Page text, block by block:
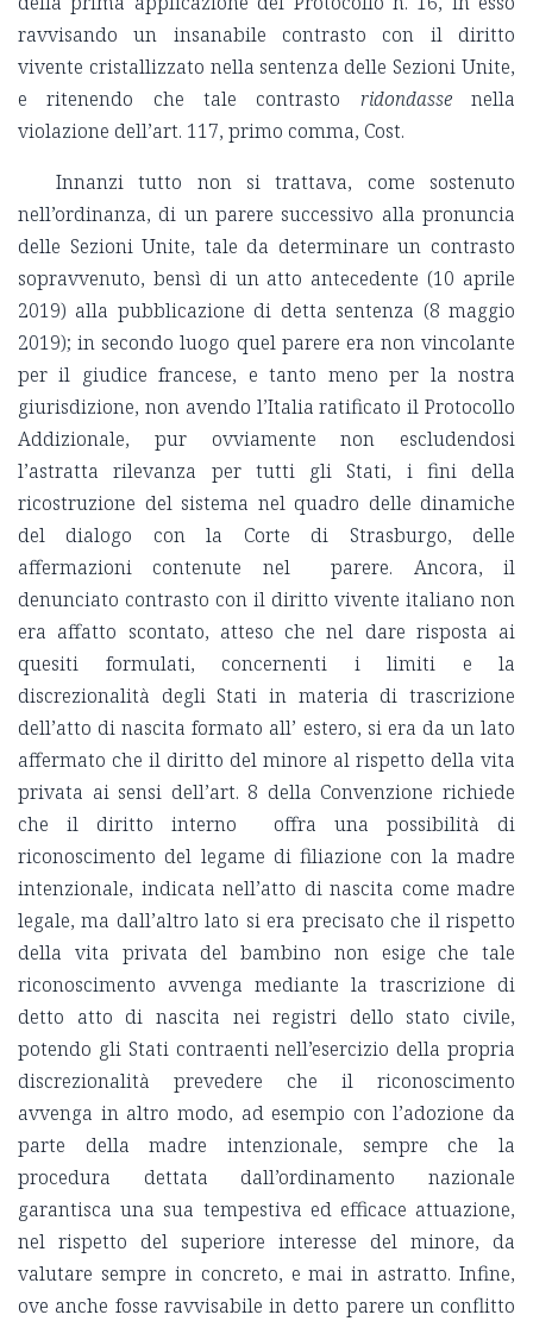
ravvisando un insanabile contrasto con il diritto
vivente cristallizzato nella sentenza delle Sezioni Unite,
e ritenendo che tale contrasto ridondassenella
violazione dell’art. 117, primo comma, Cost.
Innanzi tutto non si trattava, come sostenuto
nell’ordinanza, di un parere successivo alla pronuncia
delle Sezioni Unite, tale da determinare un contrasto
sopravvenuto, bensì di un atto antecedente (10 aprile
2019) alla pubblicazione di detta sentenza (8 maggio
2019); in secondo luogo quel parere era non vincolante
per il giudice francese, e tanto meno per la nostra
giurisdizione, non avendo l’Italia ratificato il Protocollo
Addizionale, pur ovviamente non escludendosi
l’astratta rilevanza per tutti gli Stati, i fini della
ricostruzione del sistema nel quadro delle dinamiche
del dialogo con la Corte di Strasburgo, delle
affermazioni contenute nel parere. Ancora, il
denunciato contrasto con il diritto vivente italiano non
era affatto scontato, atteso che nel dare risposta ai
quesiti formulati, concernenti i limiti e la
discrezionalità degli Stati in materia di trascrizione
dell’atto di nascita formato all’ estero, si era da un lato
affermato che il diritto del minore al rispetto della vita
privata ai sensi dell’art. 8 della Convenzione richiede
che il diritto interno offra una possibilità di
riconoscimento del legame di filiazione con la madre
intenzionale, indicata nell’atto di nascita come madre
legale, ma dall’altro lato si era precisato che il rispetto
della vita privata del bambino non esige che tale
riconoscimento avvenga mediante la trascrizione di
detto atto di nascita nei registri dello stato civile,
potendo gli Stati contraenti nell’esercizio della propria
discrezionalità prevedere che il riconoscimento
avvenga in altro modo, ad esempio con l’adozione da
parte della madre intenzionale, sempre che la
procedura dettata dall’ordinamento nazionale
garantisca una sua tempestiva ed efficace attuazione,
nel rispetto del superiore interesse del minore, da
valutare sempre in concreto, e mai in astratto. Infine,
ove anche fosse ravvisabile in detto parere un conflitto